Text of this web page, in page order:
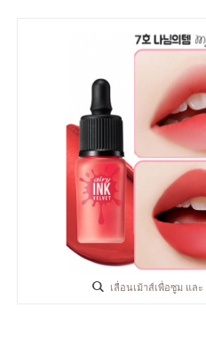
เลื่อนเม้าส์เพื่อซูม แล